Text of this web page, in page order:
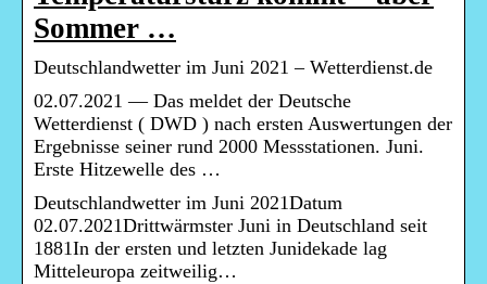
Sommer …
Deutschlandwetter im Juni 2021 – Wetterdienst.de
02.07.2021 — Das meldet der Deutsche
Wetterdienst ( DWD ) nach ersten Auswertungen der
Ergebnisse seiner rund 2000 Messstationen. Juni.
Erste Hitzewelle des …
Deutschlandwetter im Juni 2021Datum
02.07.2021Drittwärmster Juni in Deutschland seit
1881In der ersten und letzten Junidekade lag
Mitteleuropa zeitweilig…